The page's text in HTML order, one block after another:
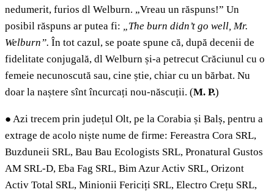
nedumerit, furios dl Welburn. „Vreau un răspuns!” Un
posibil răspuns ar putea fi: „The burn didn’t go well, Mr.
Welburn”. În tot cazul, se poate spune că, după decenii de
fidelitate conjugală, dl Welburn și-a petrecut Crăciunul cu o
femeie necunoscută sau, cine știe, chiar cu un bărbat. Nu
doar la naștere sînt încurcați nou-născuții. (M. P.)
● Azi trecem prin județul Olt, pe la Corabia și Balș, pentru a
extrage de acolo niște nume de firme: Fereastra Cora SRL,
Buzduneii SRL, Bau Bau Ecologists SRL, Pronatural Gustos
AM SRL-D, Eba Fag SRL, Bim Azur Activ SRL, Orizont
Activ Total SRL, Minionii Fericiți SRL, Electro Crețu SRL,